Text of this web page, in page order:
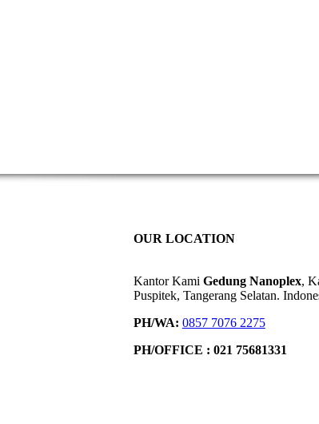
OUR LOCATION
Kantor Kami Gedung Nanoplex,
Puspitek, Tangerang Selatan.
PH/WA: 0857 7076 2275
PH/OFFICE : 021 75681331